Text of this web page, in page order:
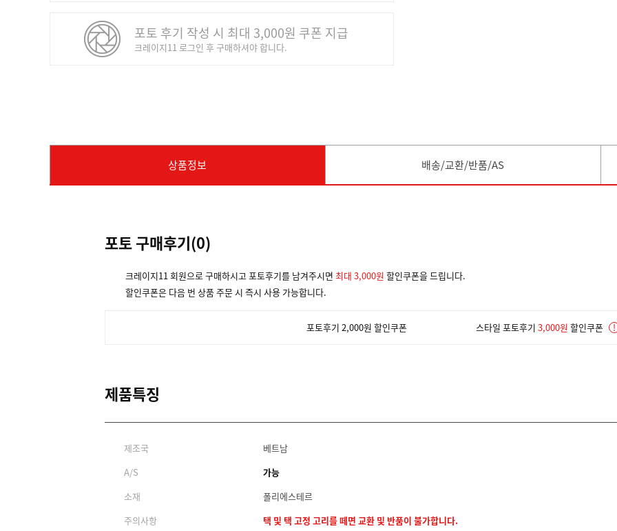
포토 후기 작성 시 최대 3,000원 쿠폰 지급
크레이지11 로그인 후 구매하셔야 합니다.
상품정보 배송/교환/반품/AS
포토 구매후기(0)
크레이지11 회원으로 구매하시고 포토후기를 남겨주시면 최대 3,000원 할인쿠폰을 드립니다.
할인쿠폰은 다음 번 상품 주문 시 즉시 사용 가능합니다.
포토후기 2,000원 할인쿠폰 스타일 포토후기 3,000원 할인쿠폰 !
제품특징
제조국
베트남
A/S
가능
소재
폴리에스테르
주의사항
택 및 택 고정 고리를 떼면 교환 및 반품이 불가합니다.